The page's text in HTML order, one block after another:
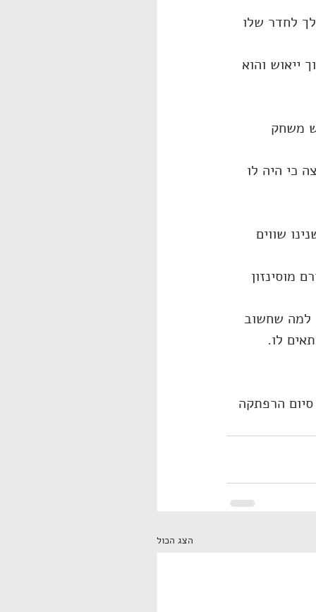
לחדר שלו
ייאוש והוא
משחק
כי היה לו
שווים
מוסינזון
למה שחשוב
לו.
הרפתקה
הצג הכול